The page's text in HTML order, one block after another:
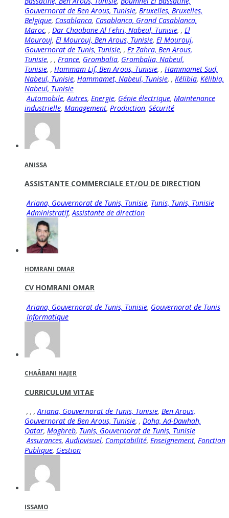
Gouvernorat de Ben Arous, Tunisie, Bruxelles, Bruxelles,
Belgique, Casablanca, Casablanca, Grand Casablanca,
Maroc, , Dar Chaabane Al Fehri, Nabeul, Tunisie, , El
Mourouj, El Mourouj, Ben Arous, Tunisie, El Mourouj,
Gouvernorat de Tunis, Tunisie, , Ez Zahra, Ben Arous,
Tunisie, , , France, Grombalia, Grombalia, Nabeul,
Tunisie, , Hammam Lif, Ben Arous, Tunisie, , Hammamet Sud,
Nabeul, Tunisie, Hammamet, Nabeul, Tunisie, , Kélibia, Kélibia,
Nabeul, Tunisie
Automobile,Autres, Energie, Génie électrique, Maintenance
industrielle, Management, Production, Sécurité
ANISSA
ASSISTANTE COMMERCIALE ET/OU DE DIRECTION
Ariana, Gouvernorat de Tunis, Tunisie, Tunis, Tunis, Tunisie
Administratif, Assistante de direction
HOMRANI OMAR
CV HOMRANI OMAR
Ariana, Gouvernorat de Tunis, Tunisie, Gouvernorat de Tunis
Informatique
CHAÂBANI HAJER
CURRICULUM VITAE
, , ,Ariana, Gouvernorat de Tunis, Tunisie, Ben Arous,
Gouvernorat de Ben Arous, Tunisie, , Doha, Ad-Dawhah,
Qatar, Maghreb, Tunis, Gouvernorat de Tunis, Tunisie
Assurances,Audiovisuel, Comptabilité, Enseignement, Fonction
Publique, Gestion
ISSAMO